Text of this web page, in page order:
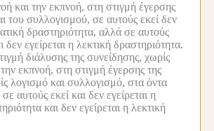
και την εκπνοή, στη στιγμή έγερσης
του συλλογισμού, σε αυτούς εκεί δεν
δραστηριότητα, αλλά σε αυτούς
δεν εγείρεται η λεκτική δραστηριότητα.
διάλυσης της συνείδησης, χωρίς
εκπνοή, στη στιγμή έγερσης της
λογισμό και συλλογισμό, στα όντα
αυτούς εκεί και δεν εγείρεται η
και δεν εγείρεται η λεκτική